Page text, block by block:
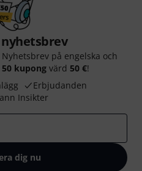
på engelska och
50 kupong värd 50 €!
Erbjudanden
Insikter
dig nu